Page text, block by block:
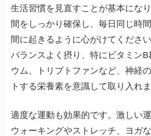
生活習慣を見直すことが基本にな
間をしっかり確保し、毎日同じ時
間に起きるように心がけてくださ
バランスよく摂り、特にビタミン
ウム、トリプトファンなど、神経
トする栄養素を意識して取り入れま
適度な運動も効果的です。激しい運
ウォーキングやストレッチ、ヨガ